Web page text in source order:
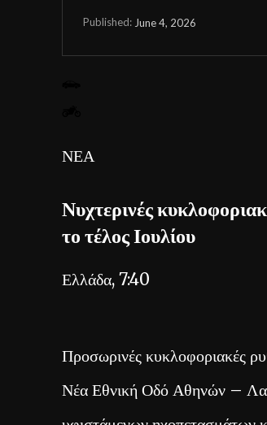
Published: June 4, 2026
ΝΕΑ
Νυχτερινές
το τέλος Ιουλίου
Ελλάδα, 7:40
Προσωρινές κυκλοφοριακές
Νέα Εθνική Οδό Αθηνών –